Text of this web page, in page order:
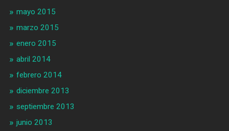
mayo 2015
marzo 2015
enero 2015
abril 2014
febrero 2014
diciembre 2013
septiembre 2013
junio 2013